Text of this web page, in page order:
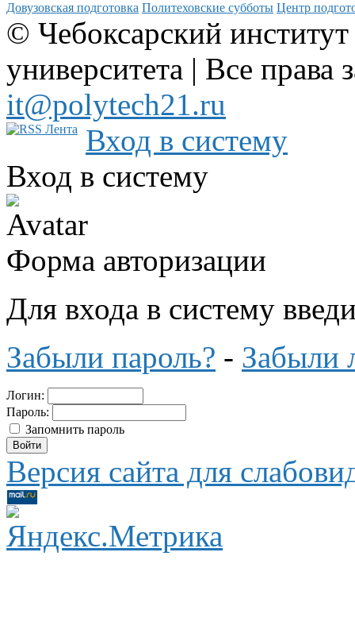
Довузовская подготовка Политеховские субботы Центр
© Чебоксарский
университета | Все
it@polytech21.ru
Вход в систему
Вход в систему
Форма авторизации
Для входа в систему
Забыли пароль? - Забыли
Логин:
Пароль:
Запомнить пароль
Версия сайта для